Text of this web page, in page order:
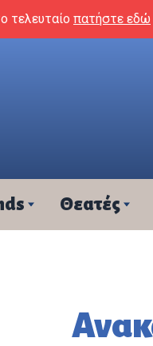
τελευταίο πατήστε εδώ
Θεατές